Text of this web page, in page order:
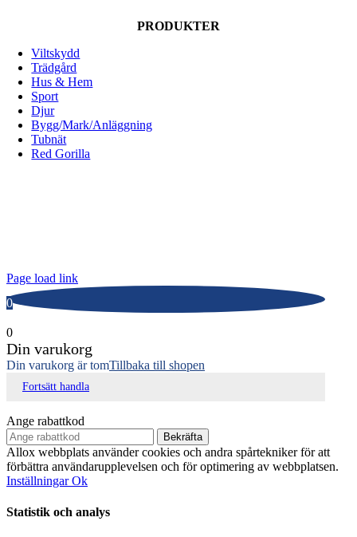
PRODUKTER
Viltskydd
Trädgård
Hus & Hem
Sport
Djur
Bygg/Mark/Anläggning
Tubnät
Red Gorilla
Page load link
0
0
Din varukorg
Din varukorg är tomTillbaka till shopen
Fortsätt handla
Ange rabattkod
Bekräfta
Allox webbplats använder cookies och andra spårtekniker för att
förbättra användarupplevelsen och för optimering av webbplatsen.
InställningarOk
Statistik och analys